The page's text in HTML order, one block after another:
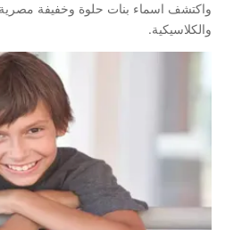
واكتشف اسماء بنات حلوة وخفيفة
والكلاسيكية.